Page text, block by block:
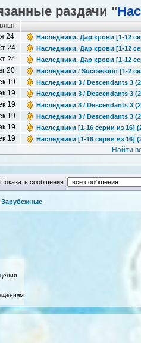
раздачи "
24 Наследники. Дар крови [1-12
24 Наследники. Дар крови [1-12
24 Наследники. Дар крови [1-12
20 Наследники / Succession [1-2
19 Наследники 3 / Descendants 3
19 Наследники 3 / Descendants 3
19 Наследники 3 / Descendants 3
19 Наследники 3 / Descendants 3
19 Наследники [1-16 серии из 16]
19 Наследники [1-16 серии из 16]
Найти
Показать сообщения:
Зарубежные